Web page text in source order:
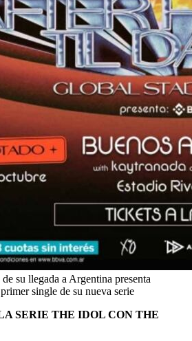
su llegada a Argentina presenta
single de su nueva serie
SERIE THE IDOL CON THE